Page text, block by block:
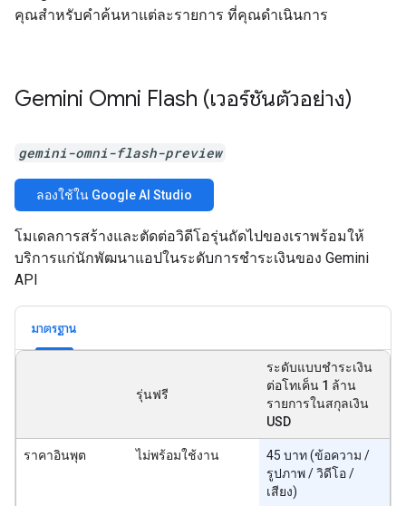
คุณสำหรับคำค้นหาแต่ละรายการ ที่คุณดำเนินการ
Gemini Omni Flash (เวอร์ชันตัวอย่าง)
gemini-omni-flash-preview
ลองใช้ใน Google AI Studio
โมเดลการสร้างและตัดต่อวิดีโอรุ่นถัดไปของเราพร้อมให้
บริการแก่นักพัฒนาแอปในระดับการชำระเงินของ Gemini
API
มาตรฐาน
รุ่นฟรี
ระดับแบบชำระเงิน
ต่อโทเค็น 1 ล้าน
รายการในสกุลเงิน
USD
ราคาอินพุต ไม่พร้อมใช้งาน
45 บาท (ข้อความ /
รูปภาพ / วิดีโอ /
เสียง)